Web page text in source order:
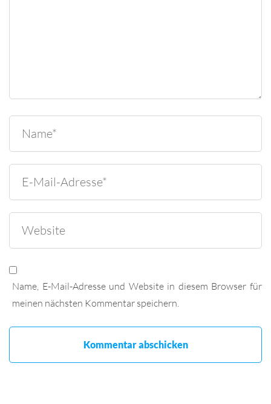
Name, E-Mail-Adresse und Website in diesem Browser für
meinen nächsten Kommentar speichern.